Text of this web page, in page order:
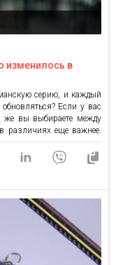
изменилось в
серию, и каждый
Если у вас
же вы выбираете между
различиях еще важнее.
без маркетинговых